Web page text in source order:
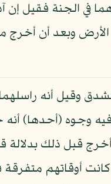
الجنة فقيل إن
وبعد أن أخرج
وقيل أنه
وجوه (أحدها) أنه
قبل ذلك
كانت أوقاتهم